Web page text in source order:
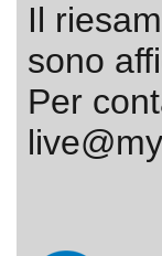
Il
sono
Per